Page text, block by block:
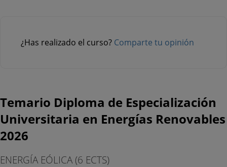
¿Has realizado el curso? Comparte tu opinión
Temario Diploma de Especialización
Universitaria en Energías Renovables
2026
ENERGÍA EÓLICA (6 ECTS)